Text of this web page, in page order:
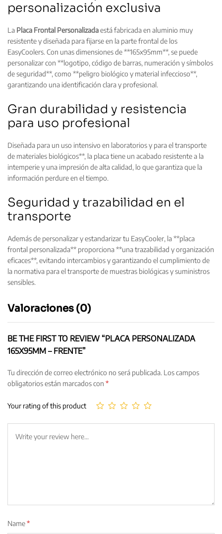
personalización exclusiva
La Placa Frontal Personalizadaestá fabricada en aluminio muy
resistente y diseñada para fijarse en la parte frontal de los
EasyCoolers. Con unas dimensiones de **165x95mm**, se puede
personalizar con **logotipo, código de barras, numeración y símbolos
de seguridad**, como **peligro biológico y material infeccioso**,
garantizando una identificación clara y profesional.
Gran durabilidad y resistencia
para uso profesional
Diseñada para un uso intensivo en laboratorios y para el transporte
de materiales biológicos**, la placa tiene un acabado resistente a la
intemperie y una impresión de alta calidad, lo que garantiza que la
información perdure en el tiempo.
Seguridad y trazabilidad en el
transporte
Además de personalizar y estandarizar tu EasyCooler, la **placa
frontal personalizada** proporciona **una trazabilidad y organización
eficaces**, evitando intercambios y garantizando el cumplimiento de
la normativa para el transporte de muestras biológicas y suministros
sensibles.
Valoraciones (0)
BE THE FIRST TO REVIEW “PLACA PERSONALIZADA
165X95MM – FRENTE”
Tu dirección de correo electrónico no será publicada. Los campos
obligatorios están marcados con *
Your rating of this product
Name*